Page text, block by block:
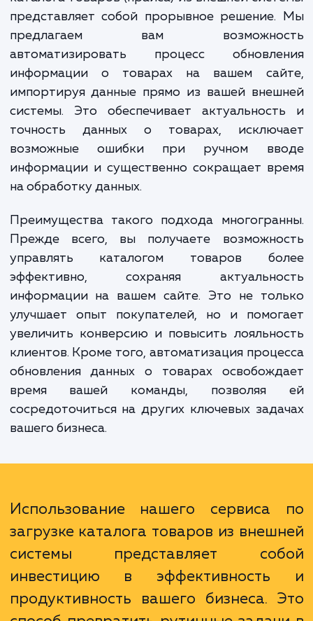
которые можно было бы использовать
В этом контексте наша услуга по
каталога товаров (прайса) из внешней
представляет собой прорывное
предлагаем вам
автоматизировать процесс
информации о товарах на вашем
импортируя данные прямо из вашей
системы. Это обеспечивает
точность данных о товарах,
возможные ошибки при ручном
информации и существенно сокращает
на обработку данных.
Преимущества такого подхода
Прежде всего, вы получаете
управлять каталогом товаров
эффективно, сохраняя
информации на вашем сайте. Это не
увеличить конверсию и повысить
обновления данных о товарах
время вашей команды, позволяя
сосредоточиться на других ключевых